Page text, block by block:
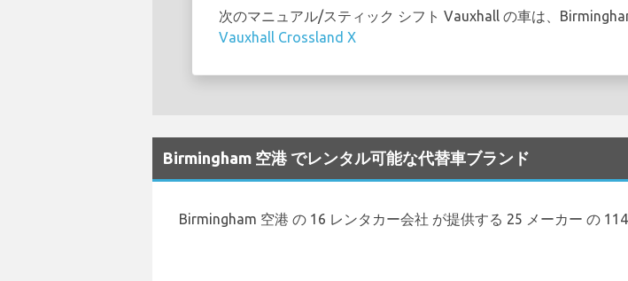
次のマニュアル/スティック シフト Vauxhall の車は、
Vauxhall Crossland X
Birmingham 空港 でレンタル可能な代替車ブランド
Birmingham 空港 の 16 レンタカー会社 が提供する 25 メーカー の